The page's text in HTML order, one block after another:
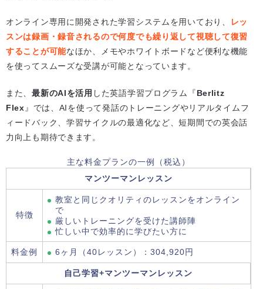
オンライン専用に開発された学習システムを用いており、
レッ
スンは録画・録音されるので何度でも繰り返して視聴して復習
することが可能なほか、メモやホワイトボードなど便利な機能
を使ってスムーズな受講が可能となっています。
また、最新のAIを活用 した英語学習プログラム『Berlitz
Flex 』では、AIを使って発話のトレーニングやリアルタイムフ
ィードバック、学習サイクルの最適化など、短期間での英会話
力向上も期待できます。
主な料金プランの一例（税込）
マンツーマンレッスン
特徴
教室と同じクオリティのレッスンをオンライン
で
厳しいトレーニングを受けた講師陣
忙しい中で効率的に学びたい方に
料金例 6ヶ月（40レッスン）：304,920円
自己学習+マンツーマンレッスン